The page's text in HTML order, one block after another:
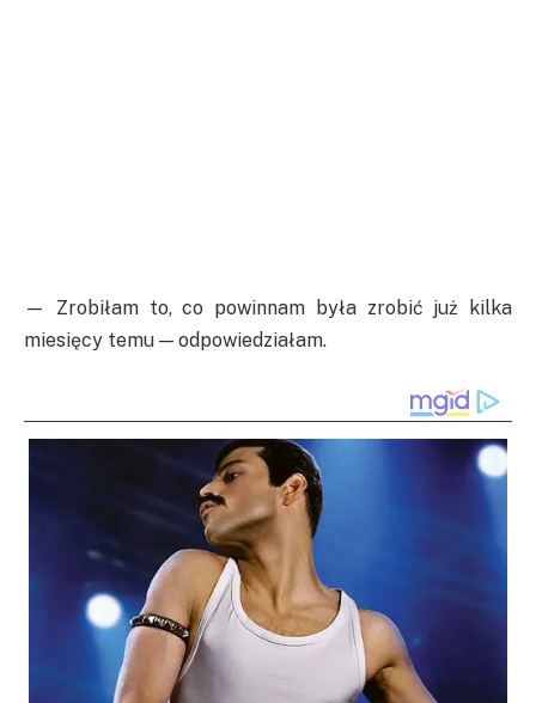
— Zrobiłam to, co powinnam była zrobić już kilka
miesięcy temu — odpowiedziałam.